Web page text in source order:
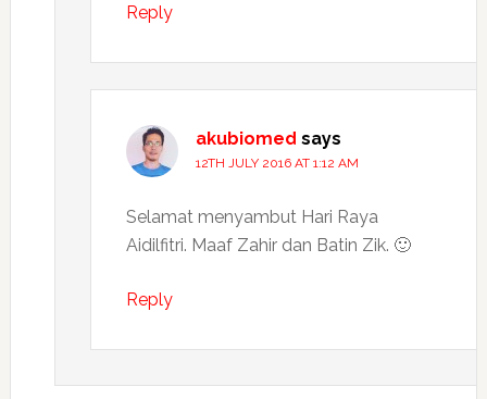
Reply
akubiomed says
12TH JULY 2016 AT 1:12 AM
Selamat menyambut Hari Raya
Aidilfitri. Maaf Zahir dan Batin Zik. 🙂
Reply